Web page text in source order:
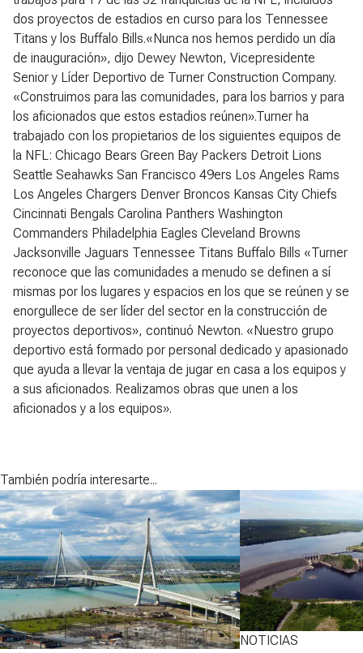
dos proyectos de estadios en curso para los Tennessee
Titans y los Buffalo Bills.«Nunca nos hemos perdido un día
de inauguración», dijo Dewey Newton, Vicepresidente
Senior y Líder Deportivo de Turner Construction Company.
«Construimos para las comunidades, para los barrios y para
los aficionados que estos estadios reúnen».Turner ha
trabajado con los propietarios de los siguientes equipos de
la NFL: Chicago Bears Green Bay Packers Detroit Lions
Seattle Seahawks San Francisco 49ers Los Angeles Rams
Los Angeles Chargers Denver Broncos Kansas City Chiefs
Cincinnati Bengals Carolina Panthers Washington
Commanders Philadelphia Eagles Cleveland Browns
Jacksonville Jaguars Tennessee Titans Buffalo Bills «Turner
reconoce que las comunidades a menudo se definen a sí
mismas por los lugares y espacios en los que se reúnen y se
enorgullece de ser líder del sector en la construcción de
proyectos deportivos», continuó Newton. «Nuestro grupo
deportivo está formado por personal dedicado y apasionado
que ayuda a llevar la ventaja de jugar en casa a los equipos y
a sus aficionados. Realizamos obras que unen a los
aficionados y a los equipos».
También podría interesarte...
NOTICIAS